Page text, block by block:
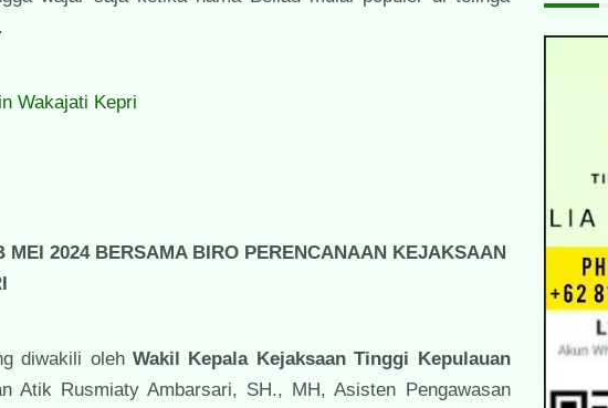
Wakajati Kepri
2024 BERSAMA BIRO PERENCANAAN KEJAKSAAN
diwakili olehWakil Kepala Kejaksaan Tinggi Kepulauan
Atik Rusmiaty Ambarsari, SH., MH, Asisten Pengawasan